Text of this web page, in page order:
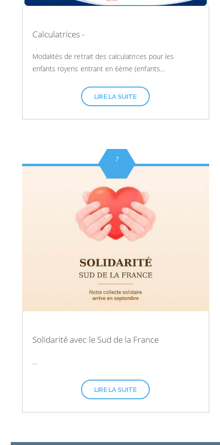
Calculatrices -
Modalités de retrait des calculatrices pour les
enfants royens entrant en 6ème (enfants...
LIRE LA SUITE
Solidarité avec le Sud de la France
7
...
LIRE LA SUITE